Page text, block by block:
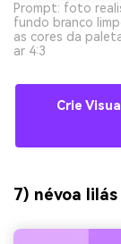
Prompt: foto
fundo branco
as cores da
ar 4:3
Crie
7) névoa lilás